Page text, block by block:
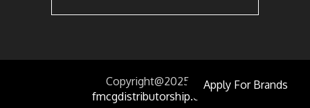
Copyright@2025
fmcgdistributorship.com.
Apply For Brands